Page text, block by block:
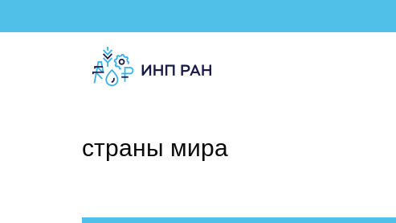
страны мира